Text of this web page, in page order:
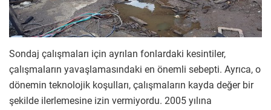
Sondaj çalışmaları için ayrılan fonlardaki kesintiler,
çalışmaların yavaşlamasındaki en önemli sebepti. Ayrıca, o
dönemin teknolojik koşulları, çalışmaların kayda değer bir
şekilde ilerlemesine izin vermiyordu. 2005 yılına